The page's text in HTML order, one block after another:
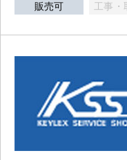
販売可 工事・